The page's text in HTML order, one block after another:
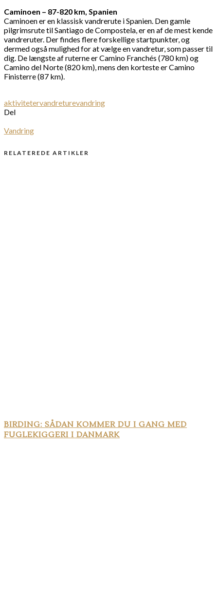
Caminoen – 87-820 km, Spanien
Caminoen er en klassisk vandrerute i Spanien. Den gamle
pilgrimsrute til Santiago de Compostela, er en af de mest kende
vandreruter. Der findes flere forskellige startpunkter, og
dermed også mulighed for at vælge en vandretur, som passer til
dig. De længste af ruterne er Camino Franchés (780 km) og
Camino del Norte (820 km), mens den korteste er Camino
Finisterre (87 km).
aktivitetervandreturevandring
Del
Vandring
RELATEREDE ARTIKLER
BIRDING: SÅDAN KOMMER DU I GANG MED
FUGLEKIGGERI I DANMARK